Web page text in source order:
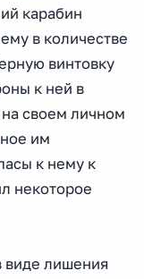
карабин
в количестве
винтовку
к ней в
своем личном
им
к нему к
некоторое
виде лишения